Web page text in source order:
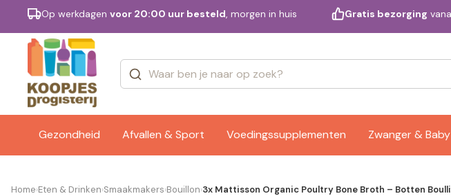
Op werkdagen voor 20:00 uur besteld, morgen in huis Gratis bezorging
Gezondheid Afvallen & Sport Voedingssupplementen Zwanger & Baby
Merken
Home›Eten & Drinken›Smaakmakers›Bouillon›3x Mattisson Organic Poultry Bone Broth – Botten